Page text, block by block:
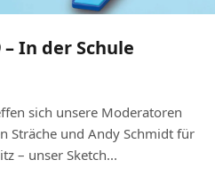
In der Schule
sich unsere Moderatoren
Sträche und Andy Schmidt für
– unser Sketch...